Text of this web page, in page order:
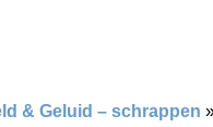
& Geluid – schrappen